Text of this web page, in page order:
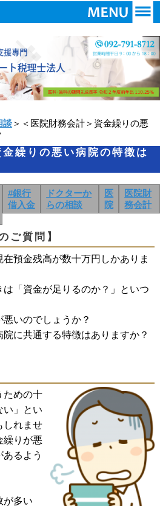
談＞＜医院財務会計＞資金繰りの悪
繰りの悪い病院の特徴は
#銀行
借入金
ドクターか
らの相談
医
院
医院財
務会計
ご質問】
預金残高が数十万円しかありま
「資金が足りるのか？」といつ
いのでしょうか？
に共通する特徴はありますか？
ための十
い」とい
しれませ
繰りが悪
るよう
が多い